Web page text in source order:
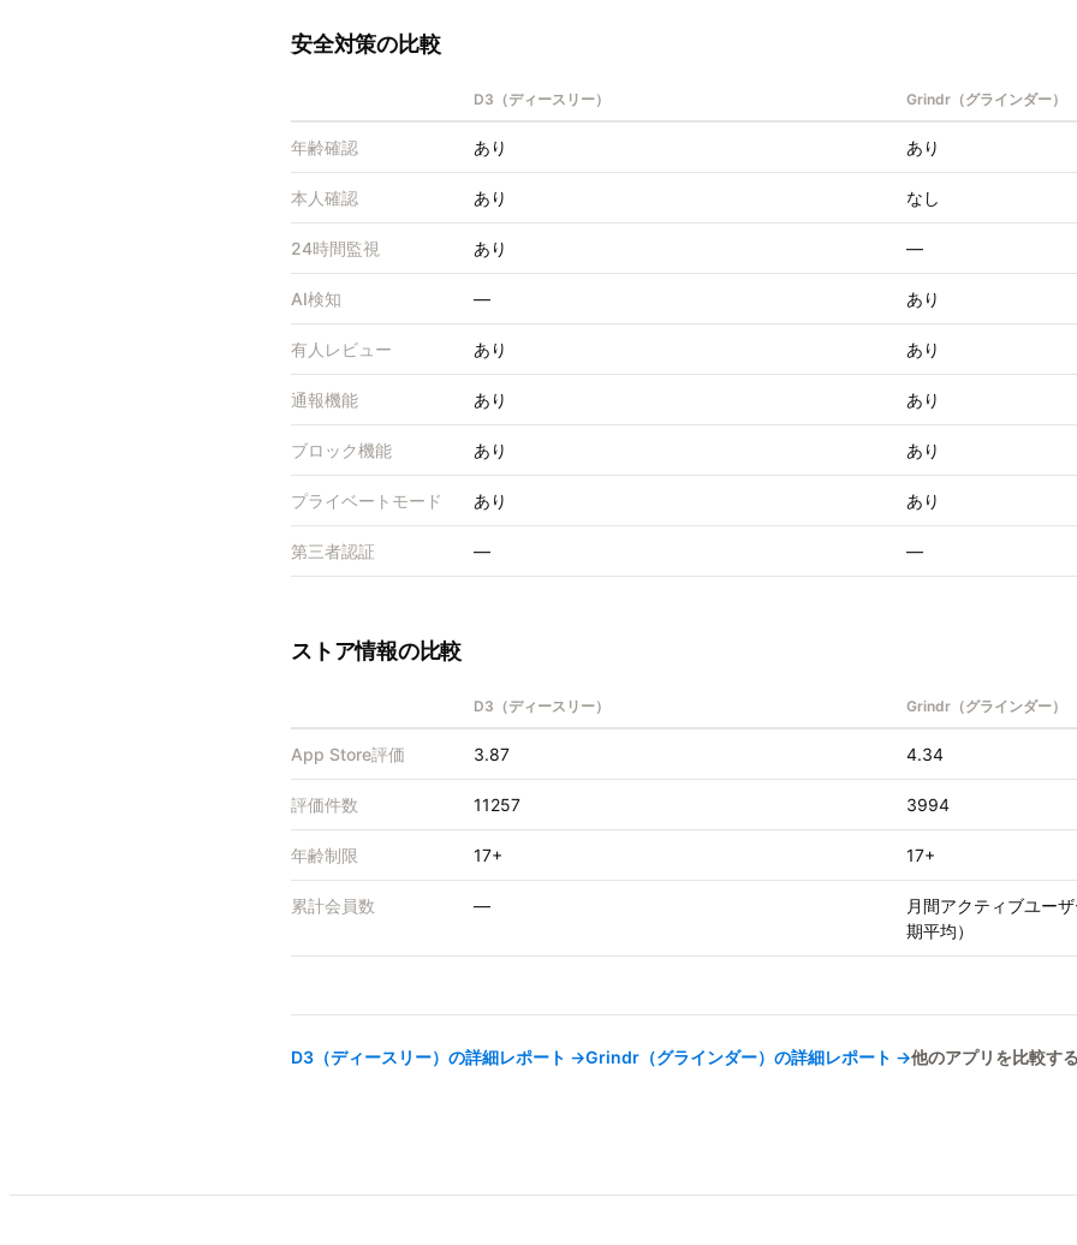
安全対策の比較
D3（ディースリー） Grindr（グラインダー）
年齢確認 あり あり
本人確認 あり なし
24時間監視 あり —
AI検知 — あり
有人レビュー あり あり
通報機能 あり あり
ブロック機能 あり あり
プライベートモード あり あり
第三者認証 — —
ストア情報の比較
D3（ディースリー） Grindr（グラインダー）
App Store評価 3.87 4.34
評価件数 11257 3994
年齢制限 17+ 17+
累計会員数 —
月間アクティブユー
期平均）
D3（ディースリー） の詳細レポート →Grindr（グラインダー） の詳細レポート →他のアプリを比較す